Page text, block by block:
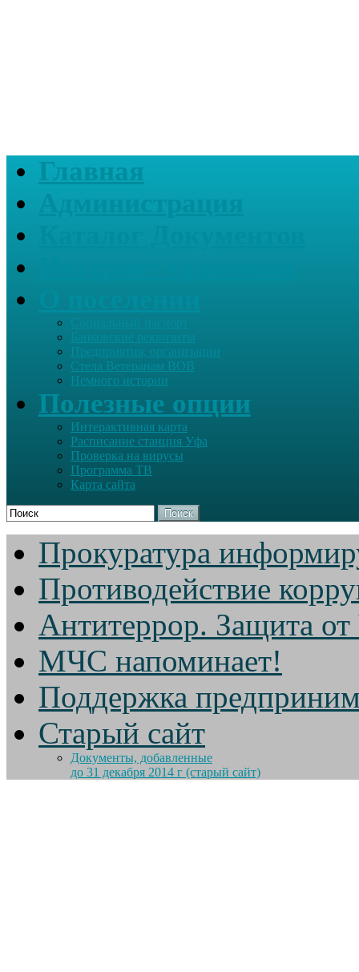
Главная
Банковские реквизиты
Предприятия, организации
Стела Ветеранам ВОВ
Немного истории
Полезные опции
Интерактивная карта
Расписание станция Уфа
Проверка на вирусы
Программа ТВ
Карта сайта
Поиск
Прокуратура
Противодействие
Антитеррор. Защита
МЧС напоминает!
Поддержка
Старый сайт
Документы, добавленные
до 31 декабря 2014 г (старый сайт)